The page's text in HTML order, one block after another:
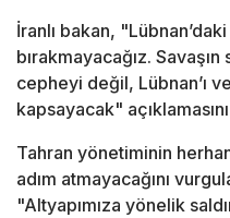
İranlı bakan, "Lübnan’daki
bırakmayacağız.
cepheyi değil, Lübnan’ı
kapsayacak"
Tahran yönetiminin
adım atmayacağını
"Altyapımıza yönelik